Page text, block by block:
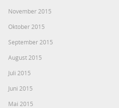
November 2015
Oktober 2015
September 2015
August 2015
Juli 2015
Juni 2015
Mai 2015